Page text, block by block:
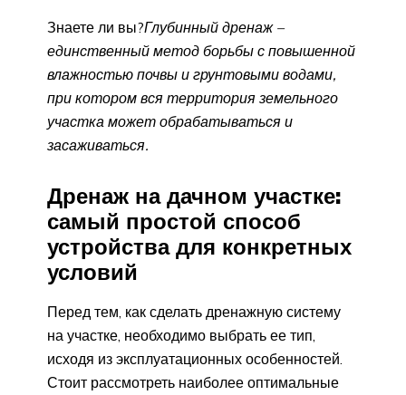
Знаете ли вы?Глубинный дренаж –
единственный метод борьбы с повышенной
влажностью почвы и грунтовыми водами,
при котором вся территория земельного
участка может обрабатываться и
засаживаться.
Дренаж на дачном участке:
самый простой способ
устройства для конкретных
условий
Перед тем, как сделать дренажную систему
на участке, необходимо выбрать ее тип,
исходя из эксплуатационных особенностей.
Стоит рассмотреть наиболее оптимальные